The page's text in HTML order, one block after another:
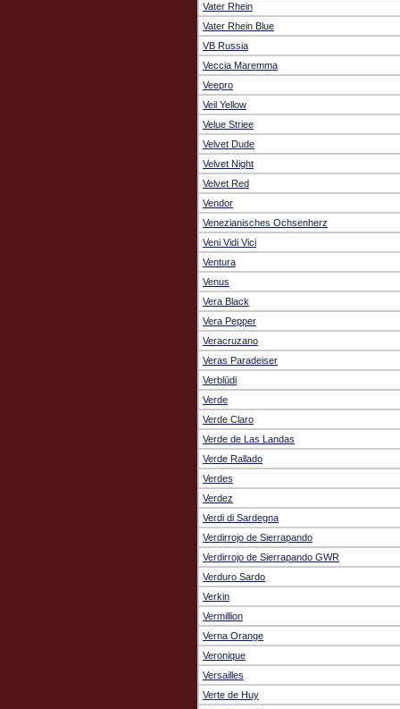
Vater Rhein
Vater Rhein Blue
VB Russia
Veccia Maremma
Veepro
Veil Yellow
Velue Striee
Velvet Dude
Velvet Night
Velvet Red
Vendor
Venezianisches Ochsenherz
Veni Vidi Vici
Ventura
Venus
Vera Black
Vera Pepper
Veracruzano
Veras Paradeiser
Verblüdi
Verde
Verde Claro
Verde de Las Landas
Verde Rallado
Verdes
Verdez
Verdi di Sardegna
Verdirrojo de Sierrapando
Verdirrojo de Sierrapando GWR
Verduro Sardo
Verkin
Vermillion
Verna Orange
Veronique
Versailles
Verte de Huy